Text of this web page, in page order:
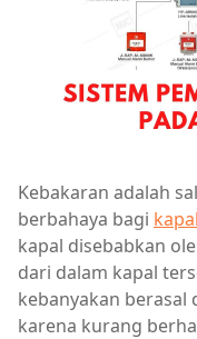
Kebakaran adalah
berbahaya bagi kapal
kapal disebabkan
dari dalam kapal
kebanyakan berasal
karena kurang